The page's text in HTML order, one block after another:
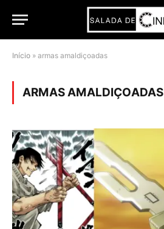
Início » armas amaldiçoadas
ARMAS AMALDIÇOADAS